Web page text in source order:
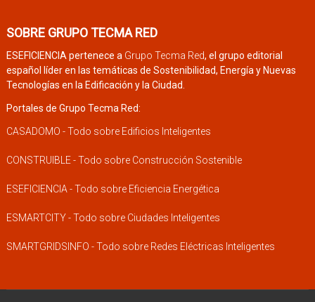
SOBRE GRUPO TECMA RED
ESEFICIENCIA pertenece a Grupo Tecma Red, el grupo editorial
español líder en las temáticas de Sostenibilidad, Energía y Nuevas
Tecnologías en la Edificación y la Ciudad.
Portales de Grupo Tecma Red:
CASADOMO - Todo sobre Edificios Inteligentes
CONSTRUIBLE - Todo sobre Construcción Sostenible
ESEFICIENCIA - Todo sobre Eficiencia Energética
ESMARTCITY - Todo sobre Ciudades Inteligentes
SMARTGRIDSINFO - Todo sobre Redes Eléctricas Inteligentes